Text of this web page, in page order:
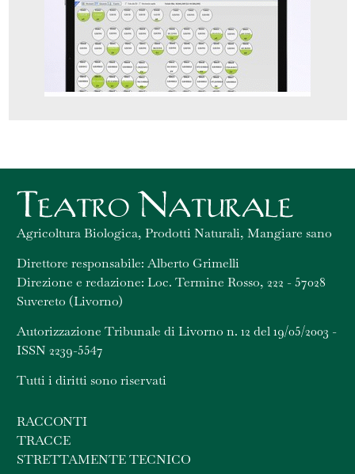
Agricoltura Biologica, Prodotti Naturali, Mangiare sano
Direttore responsabile: Alberto Grimelli
Direzione e redazione: Loc. Termine Rosso, 222 - 57028
Suvereto (Livorno)
Autorizzazione Tribunale di Livorno n. 12 del 19/05/2003 -
ISSN 2239-5547
Tutti i diritti sono riservati
RACCONTI
TRACCE
STRETTAMENTE TECNICO